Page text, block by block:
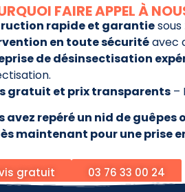
FAIRE APPEL À
rapide et garantiesous
en toute sécuritéavec
de désinsectisation
gratuit et prix transparents –
avez repéré un nid de
maintenant pour une prise
gratuit 03 76 33 00 24